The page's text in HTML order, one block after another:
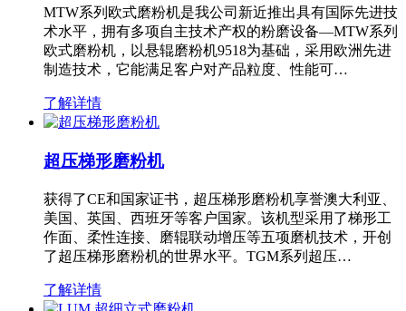
MTW系列欧式磨粉机是我公司新近推出具有国际先进技
术水平，拥有多项自主技术产权的粉磨设备—MTW系列
欧式磨粉机，以悬辊磨粉机9518为基础，采用欧洲先进
制造技术，它能满足客户对产品粒度、性能可…
了解详情
超压梯形磨粉机
获得了CE和国家证书，超压梯形磨粉机享誉澳大利亚、
美国、英国、西班牙等客户国家。该机型采用了梯形工
作面、柔性连接、磨辊联动增压等五项磨机技术，开创
了超压梯形磨粉机的世界水平。TGM系列超压…
了解详情